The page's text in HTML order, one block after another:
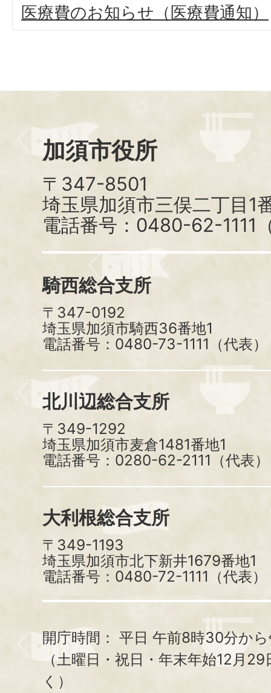
医療費のお知らせ（医療費通知）
加須市役所
〒347-8501
埼玉県加須市三俣二丁目1
電話番号：0480-62-1111
騎西総合支所
〒347-0192
埼玉県加須市騎西36番地1
電話番号：0480-73-1111（代表）
北川辺総合支所
〒349-1292
埼玉県加須市麦倉1481番地1
電話番号：0280-62-2111（代表）
大利根総合支所
〒349-1193
埼玉県加須市北下新井1679番地1
電話番号：0480-72-1111（代表）
開庁時間： 平日 午前8時30分か
（土曜日・祝日・年末年始12月
く）